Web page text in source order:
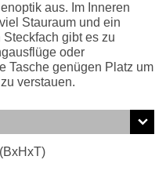
aus. Im Inneren
Stauraum und ein
gibt es zu
oder
Tasche genügen Platz um
verstauen.